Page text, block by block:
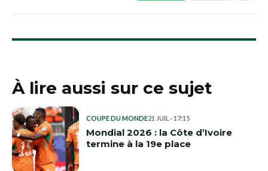
À lire aussi sur ce sujet
COUPE DU MONDE21 JUIL · 17:15
Mondial 2026 : la Côte d’Ivoire
termine à la 19e place